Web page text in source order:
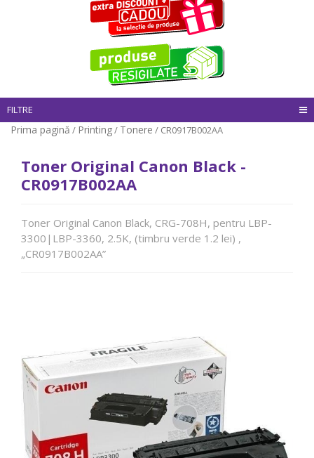
FILTRE
Prima pagină / Printing/ Tonere / CR0917B002AA
Toner Original Canon Black -
CR0917B002AA
Toner Original Canon Black, CRG-708H, pentru LBP-
3300|LBP-3360, 2.5K, (timbru verde 1.2 lei) ,
„CR0917B002AA”